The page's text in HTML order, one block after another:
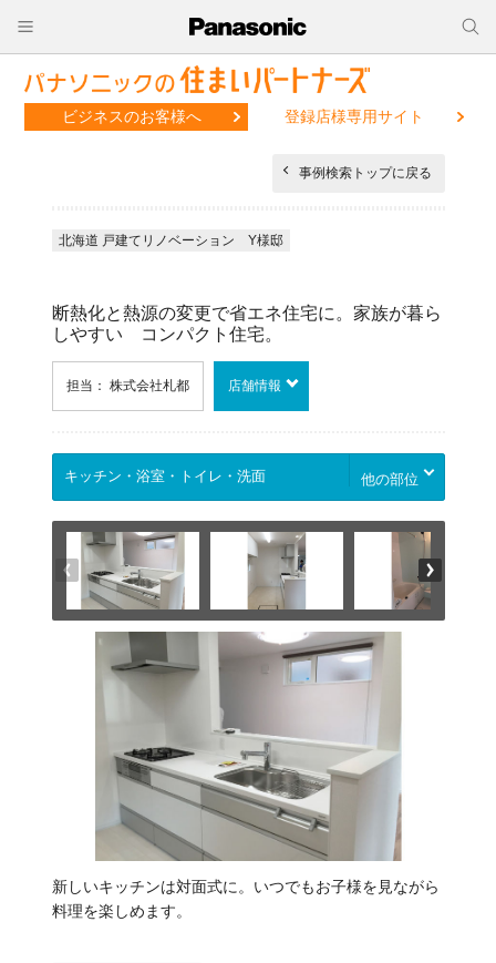
ビジネスのお客様へ 登録店様専用サイト
事例検索トップに戻る
北海道 戸建てリノベーション Y様邸
断熱化と熱源の変更で省エネ住宅に。家族が暮ら
しやすい コンパクト住宅。
担当： 株式会社札都 店舗情報
他の部位
新しいキッチンは対面式に。いつでもお子様を見ながら
料理を楽しめます。